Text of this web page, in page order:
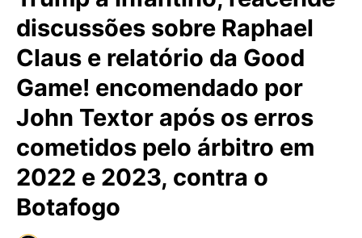
discussões sobre Raphael
Claus e relatório da Good
Game! encomendado por
John Textor após os erros
cometidos pelo árbitro em
2022 e 2023, contra o
Botafogo